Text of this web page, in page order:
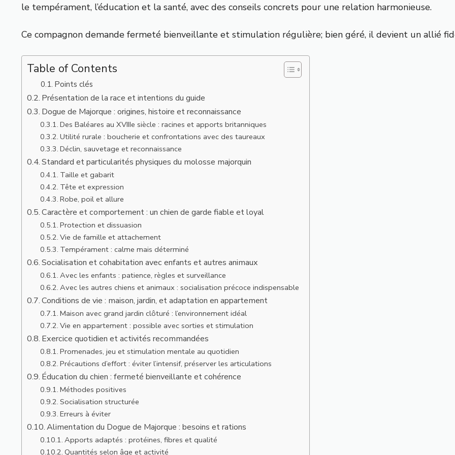
le tempérament, l’éducation et la santé, avec des conseils concrets pour une relation harmonieuse.
Ce compagnon demande fermeté bienveillante et stimulation régulière; bien géré, il devient un allié
Table of Contents
Points clés
Présentation de la race et intentions du guide
Dogue de Majorque : origines, histoire et reconnaissance
Des Baléares au XVIIIe siècle : racines et apports britanniques
Utilité rurale : boucherie et confrontations avec des taureaux
Déclin, sauvetage et reconnaissance
Standard et particularités physiques du molosse majorquin
Taille et gabarit
Tête et expression
Robe, poil et allure
Caractère et comportement : un chien de garde fiable et loyal
Protection et dissuasion
Vie de famille et attachement
Tempérament : calme mais déterminé
Socialisation et cohabitation avec enfants et autres animaux
Avec les enfants : patience, règles et surveillance
Avec les autres chiens et animaux : socialisation précoce indispensable
Conditions de vie : maison, jardin, et adaptation en appartement
Maison avec grand jardin clôturé : l’environnement idéal
Vie en appartement : possible avec sorties et stimulation
Exercice quotidien et activités recommandées
Promenades, jeu et stimulation mentale au quotidien
Précautions d’effort : éviter l’intensif, préserver les articulations
Éducation du chien : fermeté bienveillante et cohérence
Méthodes positives
Socialisation structurée
Erreurs à éviter
Alimentation du Dogue de Majorque : besoins et rations
Apports adaptés : protéines, fibres et qualité
Quantités selon âge et activité